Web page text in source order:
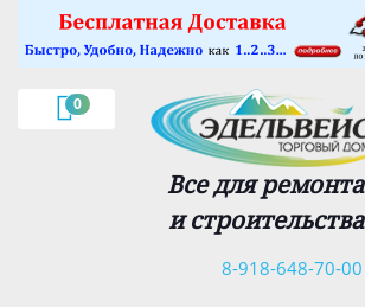
0
Все для ремонта
и строительства
8-918-648-70-00